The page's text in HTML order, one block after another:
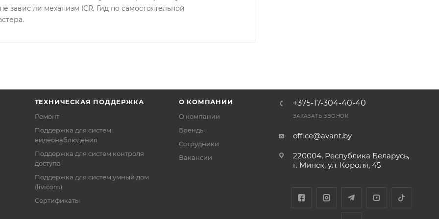
завис ли механизм ICR. Гид по самостоятельной
ТЕХНИЧЕСКАЯ ПОДДЕРЖКА
Ремонт
Поддержка для систем
видеонаблюдения
Поддержка для систем контроля
доступа
Поддержка для систем умный дом
(livicom)
Сертификаты
О КОМПАНИИ
О компании
Бренды
Сотрудники
Вакансии
+375-17-304-40-40
ЗАКАЗАТЬ ЗВОНОК
office@avant.by
220004, Республика Беларусь,
г. Минск, ул. Короля, 45